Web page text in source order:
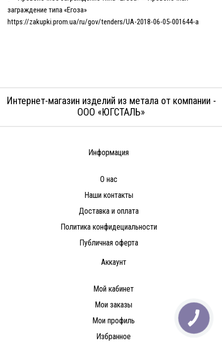
заграждение типа «Егоза»
https://zakupki.prom.ua/ru/gov/tenders/UA-2018-06-05-001644-a
Интернет-магазин изделий из метала от компании -
ООО «ЮГСТАЛЬ»
Информация
О нас
Наши контакты
Доставка и оплата
Политика конфидециальности
Публичная оферта
Аккаунт
Мой кабинет
Мои заказы
Мои профиль
Избранное